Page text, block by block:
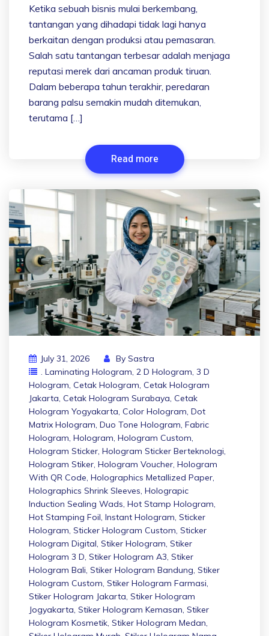
Ketika sebuah bisnis mulai berkembang,
tantangan yang dihadapi tidak lagi hanya
berkaitan dengan produksi atau pemasaran.
Salah satu tantangan terbesar adalah menjaga
reputasi merek dari ancaman produk tiruan.
Dalam beberapa tahun terakhir, peredaran
barang palsu semakin mudah ditemukan,
terutama […]
Read more
July 31, 2026 By Sastra
. Laminating Hologram, 2 D Hologram, 3 D
Hologram, Cetak Hologram, Cetak Hologram
Jakarta, Cetak Hologram Surabaya, Cetak
Hologram Yogyakarta, Color Hologram, Dot
Matrix Hologram, Duo Tone Hologram, Fabric
Hologram, Hologram, Hologram Custom,
Hologram Sticker, Hologram Sticker Berteknologi,
Hologram Stiker, Hologram Voucher, Hologram
With QR Code, Holographics Metallized Paper,
Holographics Shrink Sleeves, Holograpic
Induction Sealing Wads, Hot Stamp Hologram,
Hot Stamping Foil, Instant Hologram, Sticker
Hologram, Sticker Hologram Custom, Sticker
Hologram Digital, Stiker Hologram, Stiker
Hologram 3 D, Stiker Hologram A3, Stiker
Hologram Bali, Stiker Hologram Bandung, Stiker
Hologram Custom, Stiker Hologram Farmasi,
Stiker Hologram Jakarta, Stiker Hologram
Jogyakarta, Stiker Hologram Kemasan, Stiker
Hologram Kosmetik, Stiker Hologram Medan,